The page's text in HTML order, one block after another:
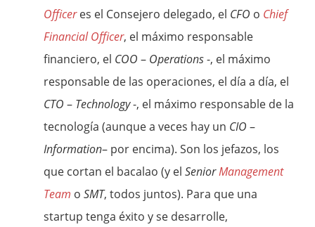
Officer es el Consejero delegado, el CFO o Chief
Financial Officer, el máximo responsable
financiero, el COO – Operations-, el máximo
responsable de las operaciones, el día a día, el
CTO – Technology-, el máximo responsable de la
tecnología (aunque a veces hay un CIO –
Information– por encima). Son los jefazos, los
que cortan el bacalao (y elSeniorManagement
Team oSMT, todos juntos). Para que una
startup tenga éxito y se desarrolle,